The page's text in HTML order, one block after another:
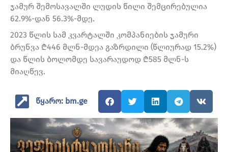
ჯამურ შემოსავალში ლუდის წილი შემცირებულია
62.9%-დან 56.3%-მდე.
2023 წლის სამ კვარტალში კომპანიების ჯამური
ბრუნვა ₾446 მლნ-მდეა გაზრდილი (წლიურად 15.2%)
და წლის ბოლომდე სავარაუდოდ ₾585 მლნ-ს
მიაღწევ.
წყარო: bm.ge